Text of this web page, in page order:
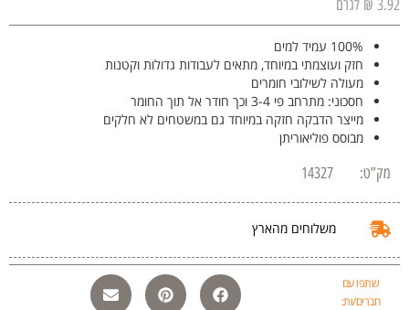
3.92 ₪ לגרם
100% עמיד למים
חזק ועוצמתי במיוחד, מתאים לעבודות גדולות וקטנות
מעולה לשילובי חומרים
חסכוני: מתרחב פי 3-4
וכך חודר אל תוך החומר
מייצר הדבקה חזקה במיוחד גם במשטחים לא חלקים
מבוסס פוליאוריתן
מק”ט: 14327
משלוחים מהארץ
שתפו עם
חברים/ות: